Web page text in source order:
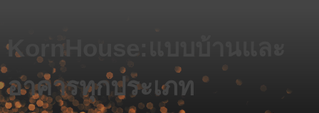
KornHouse:แบบบ้านและ
อาคารทุกประเภท